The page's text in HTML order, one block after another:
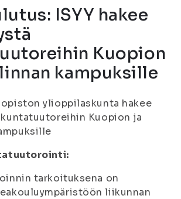
ISYY hakee
Kuopion
kampuksille
ylioppilaskunta hakee
Kuopion ja
tarkoituksena on
liikunnan